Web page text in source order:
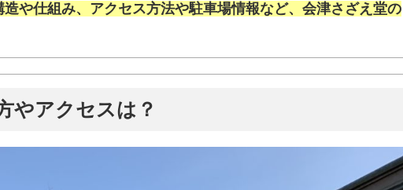
や仕組み、アクセス方法や駐車場情報など、会津さざえ堂の
やアクセスは？